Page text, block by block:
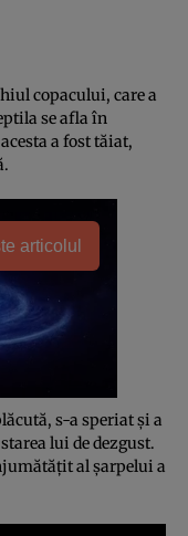
copacului, care a
se afla în
a fost tăiat,
articolul
s-a speriat şi a
lui de dezgust.
al şarpelui a